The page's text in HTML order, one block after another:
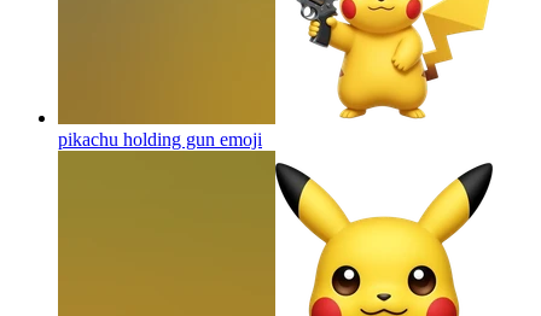
pikachu holding gun emoji